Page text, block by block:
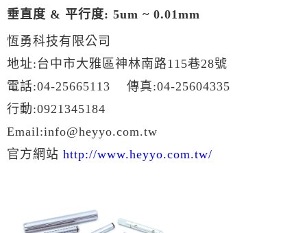
垂直度 & 平行度: 5um ~ 0.01mm
恆勇科技有限公司
地址:台中市大雅區神林南路115巷28號
電話:04-25665113 傳真:04-25604335
行動:0921345184
Email:info@heyyo.com.tw
官方網站 http://www.heyyo.com.tw/